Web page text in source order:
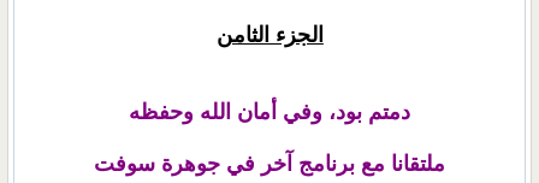
الجزء الثامن
دمتم بود، وفي أمان الله وحفظه
ملتقانا مع برنامج آخر في جوهرة سوفت